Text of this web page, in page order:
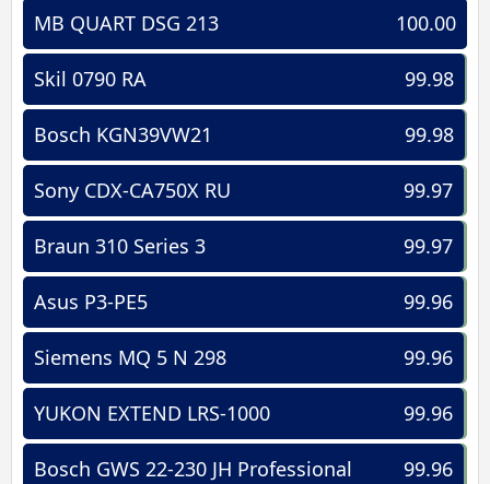
100.00
MB QUART DSG 213
99.98
Skil 0790 RA
99.98
Bosch KGN39VW21
99.97
Sony CDX-CA750X RU
99.97
Braun 310 Series 3
99.96
Asus P3-PE5
99.96
Siemens MQ 5 N 298
99.96
YUKON EXTEND LRS-1000
99.96
Bosch GWS 22-230 JH Professional